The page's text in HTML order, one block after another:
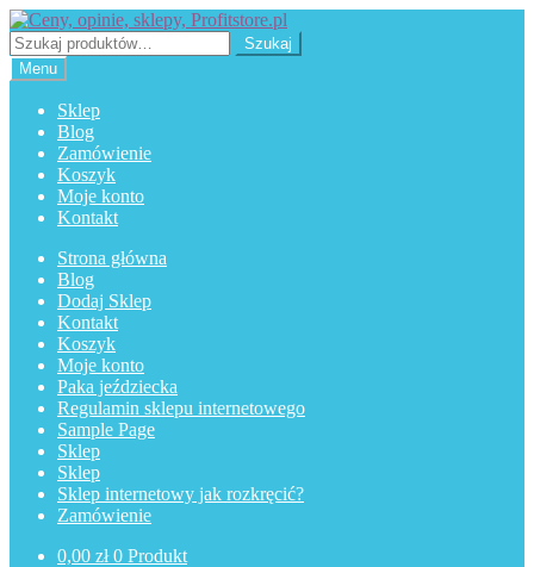
Przejdź
do
nawigacji
Przejdź
do
treści
Szukaj:
Szukaj
Menu
Sklep
Blog
Zamówienie
Koszyk
Moje konto
Kontakt
Strona główna
Blog
Dodaj Sklep
Kontakt
Koszyk
Moje konto
Paka jeździecka
Regulamin sklepu internetowego
Sample Page
Sklep
Sklep
Sklep internetowy jak rozkręcić?
Zamówienie
0,00 zł 0 Produkt